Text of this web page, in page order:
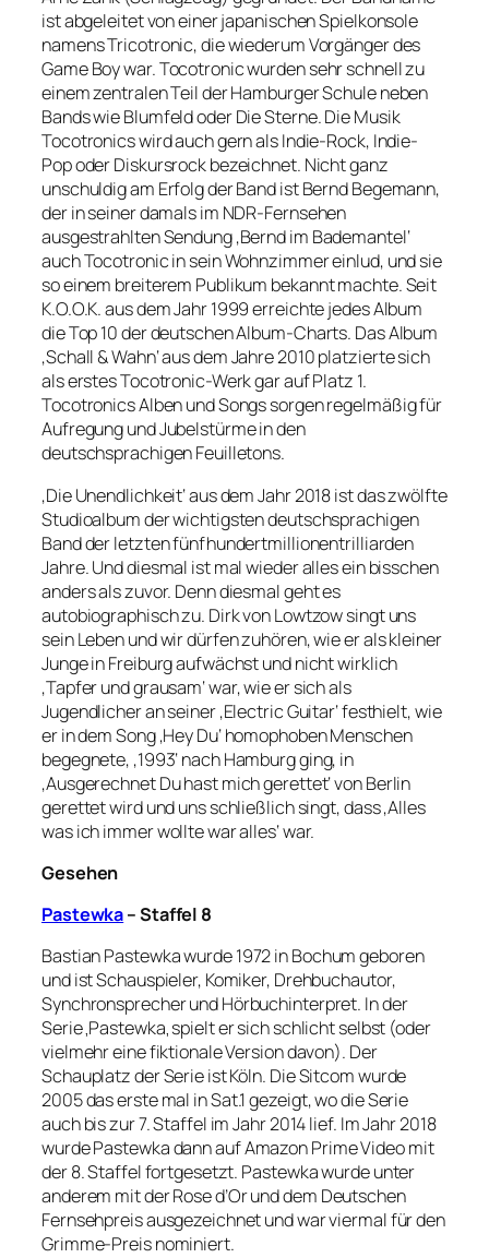
ist abgeleitet von einer japanischen Spielkonsole
namens Tricotronic, die wiederum Vorgänger des
Game Boy war. Tocotronic wurden sehr schnell zu
einem zentralen Teil der Hamburger Schule neben
Bands wie Blumfeld oder Die Sterne. Die Musik
Tocotronics wird auch gern als Indie-Rock, Indie-
Pop oder Diskursrock bezeichnet. Nicht ganz
unschuldig am Erfolg der Band ist Bernd Begemann,
der in seiner damals im NDR-Fernsehen
ausgestrahlten Sendung ‚Bernd im Bademantel‘
auch Tocotronic in sein Wohnzimmer einlud, und sie
so einem breiterem Publikum bekannt machte. Seit
K.O.O.K. aus dem Jahr 1999 erreichte jedes Album
die Top 10 der deutschen Album-Charts. Das Album
‚Schall & Wahn‘ aus dem Jahre 2010 platzierte sich
als erstes Tocotronic-Werk gar auf Platz 1.
Tocotronics Alben und Songs sorgen regelmäßig für
Aufregung und Jubelstürme in den
deutschsprachigen Feuilletons.
‚Die Unendlichkeit‘ aus dem Jahr 2018 ist das zwölfte
Studioalbum der wichtigsten deutschsprachigen
Band der letzten fünfhundertmillionentrilliarden
Jahre. Und diesmal ist mal wieder alles ein bisschen
anders als zuvor. Denn diesmal geht es
autobiographisch zu. Dirk von Lowtzow singt uns
sein Leben und wir dürfen zuhören, wie er als kleiner
Junge in Freiburg aufwächst und nicht wirklich
‚Tapfer und grausam‘ war, wie er sich als
Jugendlicher an seiner ‚Electric Guitar‘ festhielt, wie
er in dem Song ‚Hey Du‘ homophoben Menschen
begegnete, ‚1993‘ nach Hamburg ging, in
‚Ausgerechnet Du hast mich gerettet‘ von Berlin
gerettet wird und uns schließlich singt, dass ‚Alles
was ich immer wollte war alles‘ war.
Gesehen
Pastewka– Staffel 8
BastianPastewkawurde 1972 in Bochum geboren
und ist Schauspieler, Komiker, Drehbuchautor,
Synchronsprecher und Hörbuchinterpret. In der
Serie‚Pastewka‚ spielt er sich schlicht selbst (oder
vielmehr eine fiktionale Version davon). Der
Schauplatz der Serie ist Köln. DieSitcomwurde
2005 das erstemal inSat.1 gezeigt, wo die Serie
auch bis zur 7. Staffel im Jahr 2014 lief. Im Jahr 2018
wurdePastewkadann auf Amazon Prime Video mit
der 8. Staffel fortgesetzt. Pastewkawurde unter
anderem mit der Rose d’Orund dem Deutschen
Fernsehpreis ausgezeichnet und war viermal für den
Grimme-Preis nominiert.